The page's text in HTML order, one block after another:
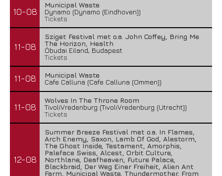
10-08
Municipal Waste
Dynamo (Dynamo (Eindhoven))
Tickets
11-08
Sziget Festival met o.a. John Coffey, Bring Me
The Horizon, Health
Óbudai Eiland, Budapest
Tickets
11-08
Municipal Waste
Cafe Calluna (Cafe Calluna (Ommen))
11-08
Wolves In The Throne Room
TivoliVredenburg (TivoliVredenburg (Utrecht))
Tickets
12-08
Summer Breeze Festival met o.a. In Flames,
Arch Enemy, Saxon, Lamb Of God, Alestorm,
The Ghost Inside, Testament, Amorphis,
Paleface Swiss, Alcest, Orbit Culture,
Northlane, Deafheaven, Future Palace,
Blackbraid, Der Weg Einer Freiheit, Alien Ant
Farm, Municipal Waste, Thundermother, From